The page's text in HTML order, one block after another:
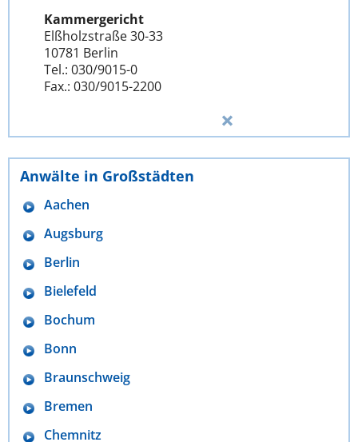
Kammergericht
Elßholzstraße 30-33
10781 Berlin
Tel.: 030/9015-0
Fax.: 030/9015-2200
Anwälte in Großstädten
Aachen
Augsburg
Berlin
Bielefeld
Bochum
Bonn
Braunschweig
Bremen
Chemnitz